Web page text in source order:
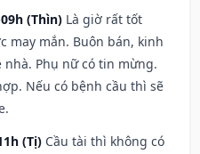
(Thìn) Là giờ rất tốt
may mắn. Buôn bán, kinh
Phụ nữ có tin mừng.
Nếu có bệnh cầu thì sẽ
(Tị) Cầu tài thì không có